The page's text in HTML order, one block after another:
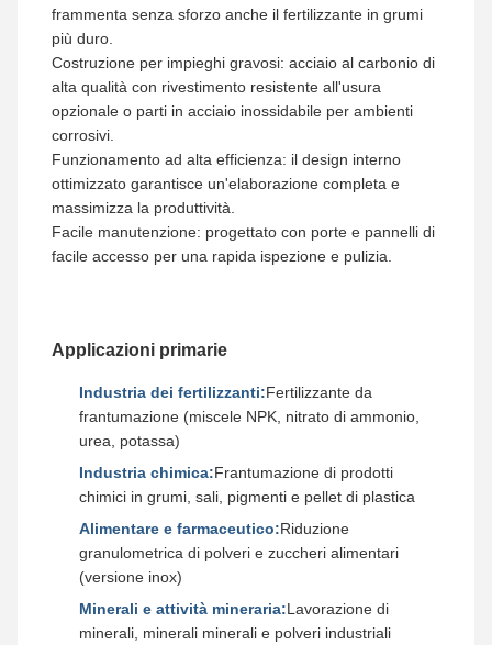
frammenta senza sforzo anche il fertilizzante in grumi
più duro.
Costruzione per impieghi gravosi: acciaio al carbonio di
alta qualità con rivestimento resistente all'usura
opzionale o parti in acciaio inossidabile per ambienti
corrosivi.
Funzionamento ad alta efficienza: il design interno
ottimizzato garantisce un'elaborazione completa e
massimizza la produttività.
Facile manutenzione: progettato con porte e pannelli di
facile accesso per una rapida ispezione e pulizia.
Applicazioni primarie
Industria dei fertilizzanti:Fertilizzante da
frantumazione (miscele NPK, nitrato di ammonio,
urea, potassa)
Industria chimica:Frantumazione di prodotti
chimici in grumi, sali, pigmenti e pellet di plastica
Alimentare e farmaceutico:Riduzione
granulometrica di polveri e zuccheri alimentari
(versione inox)
Minerali e attività mineraria:Lavorazione di
minerali, minerali minerali e polveri industriali